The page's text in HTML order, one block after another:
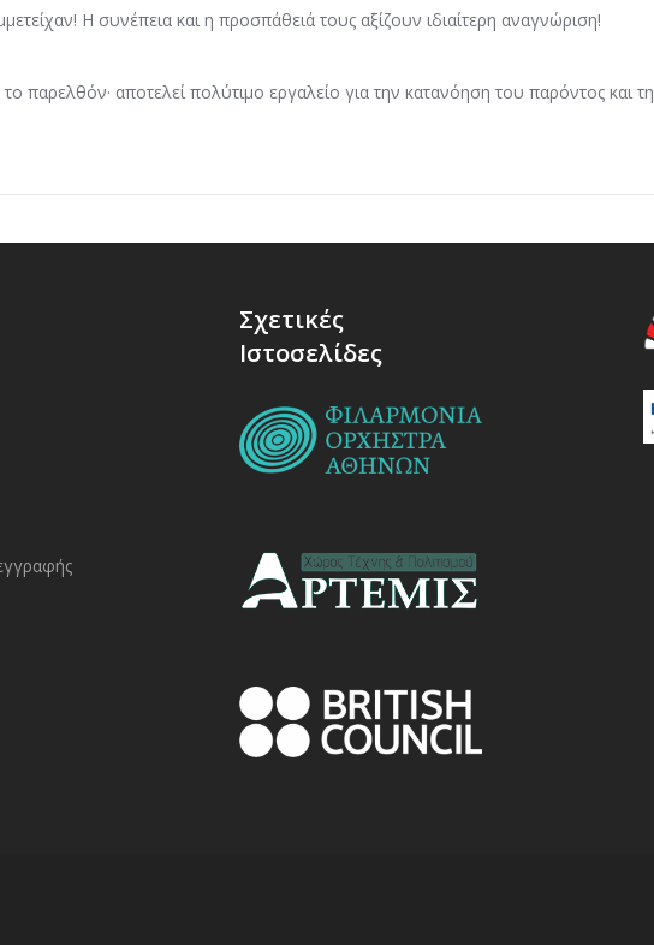
Η συνέπεια και η προσπάθειά τους αξίζουν ιδιαίτερη αναγνώριση!
παρελθόν· αποτελεί πολύτιμο εργαλείο για την κατανόηση του παρόντος και τη
Σχετικές
Ιστοσελίδες